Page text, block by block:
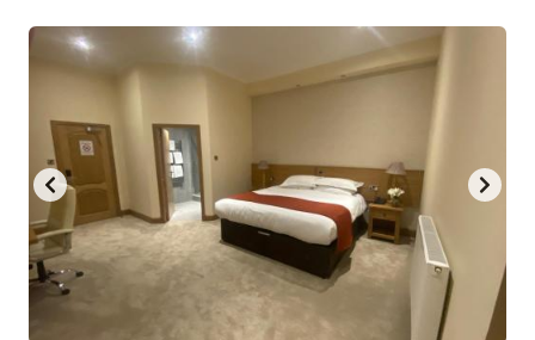
question
mark
to
get
the
keyboard
shortcuts
question
mark
get
the
keyboard
shortcuts
for